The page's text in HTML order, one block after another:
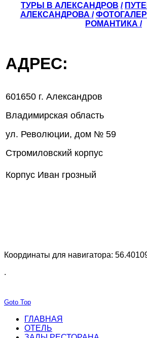
ТУРЫ В АЛЕКСАНДРОВ /
АЛЕКСАНДРОВА /
РОМАНТИКА /
601650 г. Александров
Владимирская область
ул. Революции, дом № 59
Стромиловский корпус
Корпус Иван грозный
Координаты для навигатора:
.
Goto Top
ГЛАВНАЯ
ОТЕЛЬ